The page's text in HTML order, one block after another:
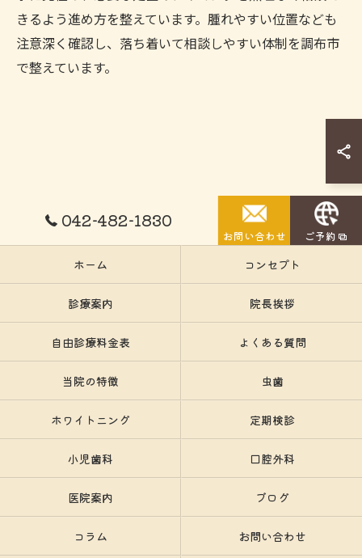
きるよう進め方を整えています。腫れやすい位置なども
注意深く確認し、落ち着いて相談しやすい体制を調布市
で整えています。
042-482-1830
お問い合わせ ご予約
ホーム コンセプト
診療案内 院長挨拶
自由診療料金表 よくある質問
当院の特徴 虫歯
ホワイトニング 定期検診
小児歯科 口腔外科
医院案内 ブログ
コラム お問い合わせ